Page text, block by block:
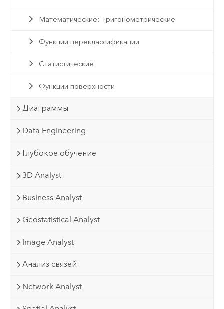
Математические: Тригонометрические
Функции переклассификации
Статистические
Функции поверхности
Диаграммы
Data Engineering
Глубокое обучение
3D Analyst
Business Analyst
Geostatistical Analyst
Image Analyst
Анализ связей
Network Analyst